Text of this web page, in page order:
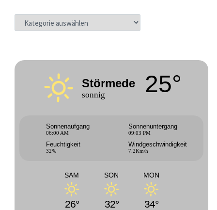
KATEGORIEN
Störmede
sonnig 25°
Sonnenaufgang
06:00 AM
Sonnenuntergang
09:03 PM
Feuchtigkeit
32%
Windgeschwindigkeit
7.2Km/h
SAM
26°
SON
32°
MON
34°